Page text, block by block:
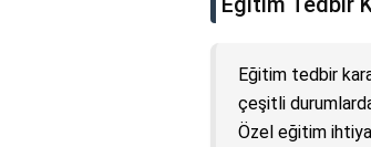
Eğitim tedbir
çeşitli
Özel eğitim